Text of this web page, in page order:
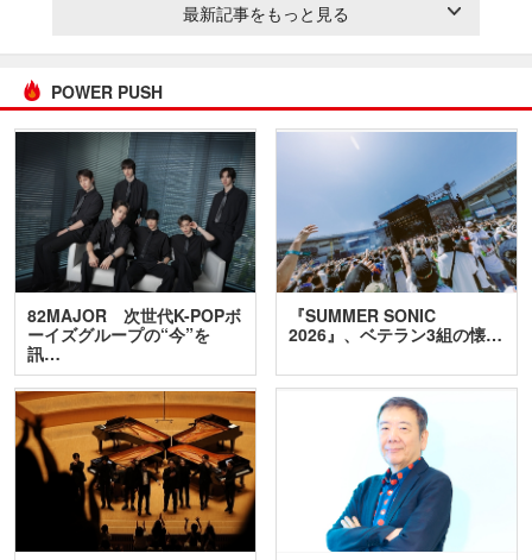
最新記事をもっと見る
POWER PUSH
82MAJOR 次世代K-POPボ
ーイズグループの“今”を
訊…
『SUMMER SONIC
2026』、ベテラン3組の懐…